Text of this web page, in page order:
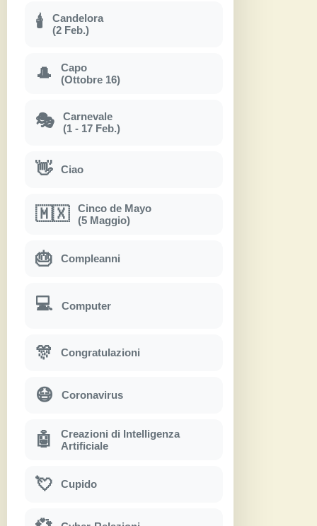
🕯
Candelora
(2 Feb.)
🎩
Capo
(Ottobre 16)
🎭
Carnevale
(1 - 17 Feb.)
👋 Ciao
🇲🇽
Cinco de Mayo
(5 Maggio)
🎂 Compleanni
💻 Computer
🎊 Congratulazioni
😷 Coronavirus
🤖
Creazioni di Intelligenza
Artificiale
💘 Cupido